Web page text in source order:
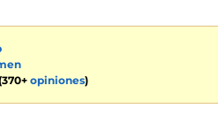
opiniones)